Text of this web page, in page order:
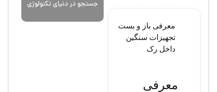
معرفی باز و بست
تجهیزات سنگین
داخل رک
معرفی